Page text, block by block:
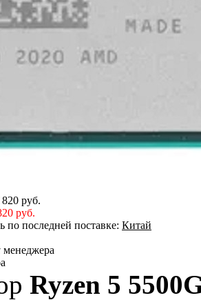
820 руб.
руб.
по последней поставке: Китай
менеджера
Ryzen 5